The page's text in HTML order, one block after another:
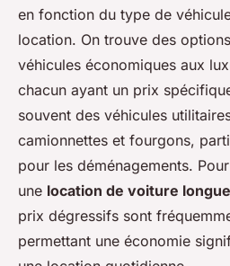
en fonction du type de
location. On trouve des
véhicules économiques aux
chacun ayant un prix
souvent des véhicules
camionnettes et fourgons,
pour les déménagements.
une location de voiture
prix dégressifs sont
permettant une économie